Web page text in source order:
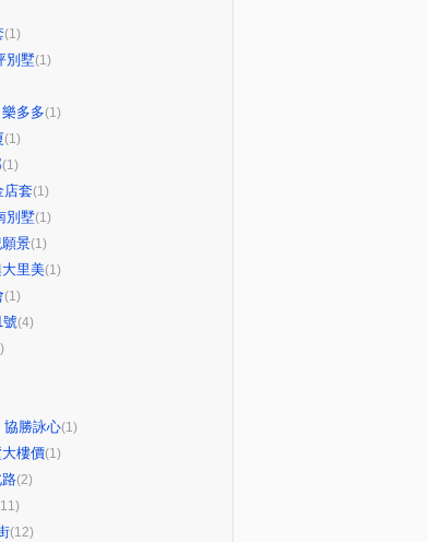
(1)
別墅(1)
樂多多(1)
(1)
(1)
店套(1)
別墅(1)
景(1)
里美(1)
(1)
號(4)
協勝詠心(1)
樓價(1)
路(2)
(12)